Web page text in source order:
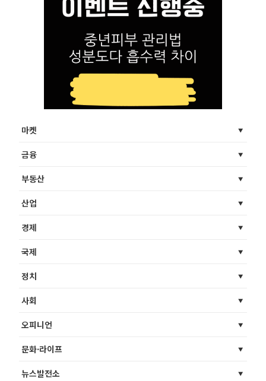
마켓
금융
부동산
산업
경제
국제
정치
사회
오피니언
문화·라이프
뉴스발전소